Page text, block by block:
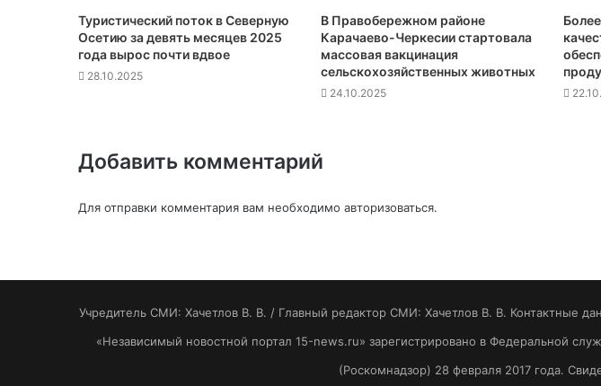
Туристический поток в Северную
Осетию за девять месяцев 2025
года вырос почти вдвое
28.10.2025
В Правобережном районе
Карачаево-Черкесии стартовала
массовая вакцинация
сельскохозяйственных животных
24.10.2025
Добавить комментарий
Для отправки комментария вам необходимо авторизоваться.
Учредитель СМИ: Хaчeтлoв B. B. / Главный редактор СМИ: Хaчeтлoв B. B. Контактные
«Независимый новостной портал 15-news.ru» зарегистрировано в Федеральной
(Роскомнадзор) 28 февраля 2017 года.